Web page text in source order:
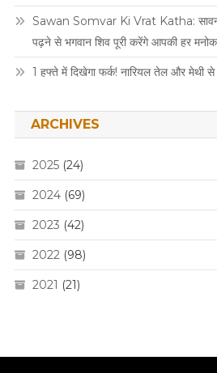
Sawan Somvar Ki Vrat Katha: सावन
पढ़ने से भगवान शिव पूरी करेंगे आपकी हर
1 हफ्ते में दिखेगा फर्क! नारियल तेल और मेथी
ARCHIVES
2025(24)
2024(69)
2023 (42)
2022(98)
2021 (21)